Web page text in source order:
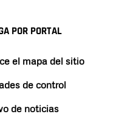
POR PORTAL
el mapa del sitio
de control
de noticias